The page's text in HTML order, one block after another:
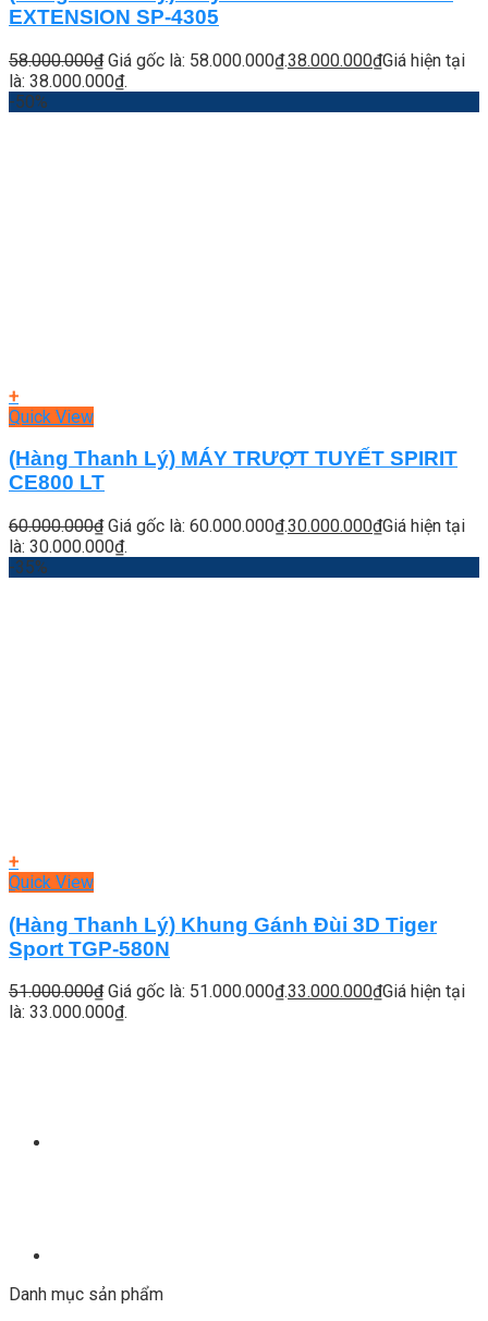
EXTENSION SP-4305
58.000.000₫ Giá gốc là: 58.000.000₫.38.000.000₫Giá hiện tại
là: 38.000.000₫.
-50%
+
Quick View
(Hàng Thanh Lý) MÁY TRƯỢT TUYẾT SPIRIT
CE800 LT
60.000.000₫ Giá gốc là: 60.000.000₫.30.000.000₫Giá hiện tại
là: 30.000.000₫.
-35%
+
Quick View
(Hàng Thanh Lý) Khung Gánh Đùi 3D Tiger
Sport TGP-580N
51.000.000₫ Giá gốc là: 51.000.000₫.33.000.000₫Giá hiện tại
là: 33.000.000₫.
Danh mục sản phẩm